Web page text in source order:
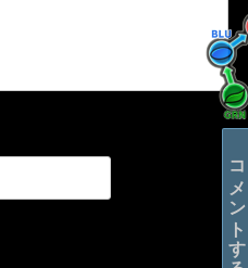
コメントする